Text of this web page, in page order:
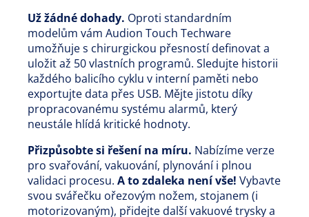
Už žádné dohady. Oproti standardním
modelům vám Audion Touch Techware
umožňuje s chirurgickou přesností definovat a
uložit až 50 vlastních programů. Sledujte historii
každého balicího cyklu v interní paměti nebo
exportujte data přes USB. Mějte jistotu díky
propracovanému systému alarmů, který
neustále hlídá kritické hodnoty.
Přizpůsobte si řešení na míru. Nabízíme verze
pro svařování, vakuování, plynování i plnou
validaci procesu. A to zdaleka není vše! Vybavte
svou svářečku ořezovým nožem, stojanem (i
motorizovaným), přidejte další vakuové trysky a